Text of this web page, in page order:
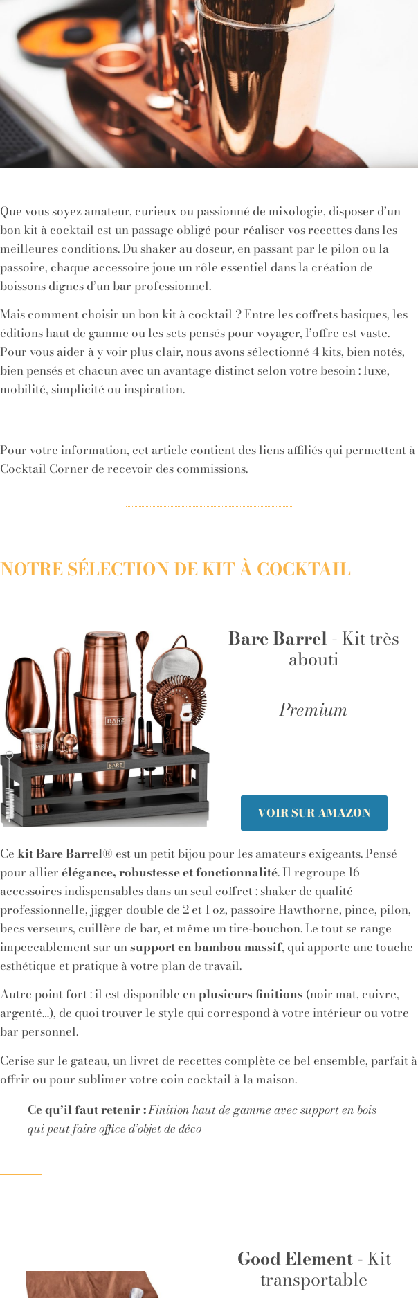
Que vous soyez amateur, curieux ou passionné de mixologie, disposer d’un
bon kit à cocktail est un passage obligé pour réaliser vos recettes dans les
meilleures conditions. Du shaker au doseur, en passant par le pilon ou la
passoire, chaque accessoire joue un rôle essentiel dans la création de
boissons dignes d’un bar professionnel.
Mais comment choisir un bon kit à cocktail ? Entre les coffrets basiques, les
éditions haut de gamme ou les sets pensés pour voyager, l’offre est vaste.
Pour vous aider à y voir plus clair, nous avons sélectionné 4 kits, bien notés,
bien pensés et chacun avec un avantage distinct selon votre besoin : luxe,
mobilité, simplicité ou inspiration.
Pour votre information, cet article contient des liens affiliés qui permettent à
Cocktail Corner de recevoir des commissions.
NOTRE SÉLECTION DE KIT À COCKTAIL
Bare Barrel- Kit très
abouti
Premium
VOIR SUR AMAZON
Cekit Bare Barrel® est un petit bijou pour les amateurs exigeants. Pensé
pour allierélégance, robustesse et fonctionnalité. Il regroupe 16
accessoires indispensables dans un seul coffret : shaker de qualité
professionnelle, jigger double de 2 et 1 oz, passoire Hawthorne, pince, pilon,
becs verseurs, cuillère de bar, et même un tire-bouchon. Le tout se range
impeccablement sur unsupport en bambou massif, qui apporte une touche
esthétique et pratique à votre plan de travail.
Autre point fort : il est disponible enplusieurs finitions (noir mat, cuivre,
argenté…), de quoi trouver le style qui correspond à votre intérieur ou votre
bar personnel.
Cerise sur le gateau, un livret de recettes complète ce bel ensemble, parfait à
offrir ou pour sublimer votre coin cocktail à la maison.
Ce qu’il faut retenir :Finition haut de gamme avec support en bois
qui peut faire office d’objet de déco
Good Element- Kit
transportable